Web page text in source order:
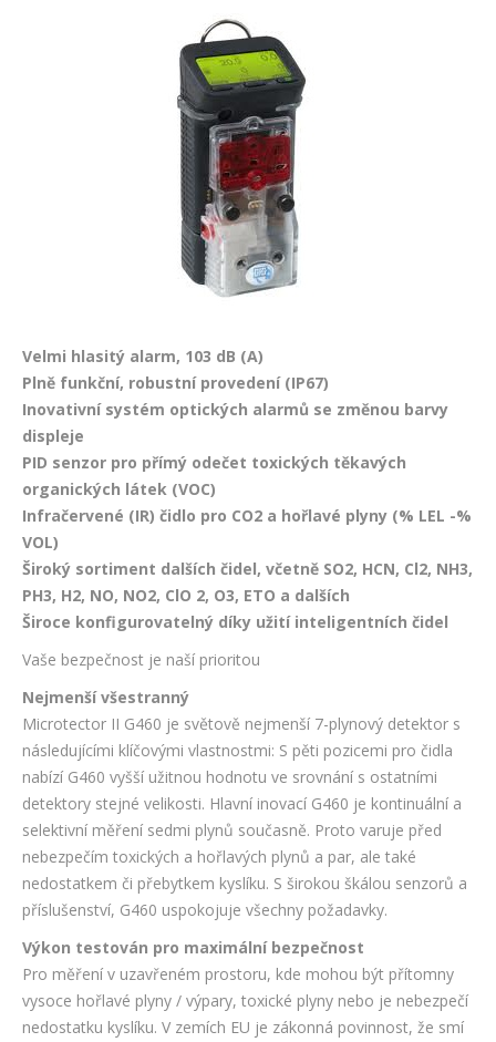
Velmi hlasitý alarm, 103 dB (A)
Plně funkční, robustní provedení (IP67)
Inovativní systém optických alarmů se změnou barvy
displeje
PID senzor pro přímý odečet toxických těkavých
organických látek (VOC)
Infračervené (IR) čidlo pro CO2 a hořlavé plyny (% LEL -%
VOL)
Široký sortiment dalších čidel, včetně SO2, HCN, Cl2, NH3,
PH3, H2, NO, NO2, ClO 2, O3, ETO a dalších
Široce konfigurovatelný díky užití inteligentních čidel
Vaše bezpečnost je naší prioritou
Nejmenší všestranný
Microtector II G460 je světově nejmenší 7-plynový detektor s
následujícími klíčovými vlastnostmi: S pěti pozicemi pro čidla
nabízí G460 vyšší užitnou hodnotu ve srovnání s ostatními
detektory stejné velikosti. Hlavní inovací G460 je kontinuální a
selektivní měření sedmi plynů současně. Proto varuje před
nebezpečím toxických a hořlavých plynů a par, ale také
nedostatkem či přebytkem kyslíku. S širokou škálou senzorů a
příslušenství, G460 uspokojuje všechny požadavky.
Výkon testován pro maximální bezpečnost
Pro měření v uzavřeném prostoru, kde mohou být přítomny
vysoce hořlavé plyny / výpary, toxické plyny nebo je nebezpečí
nedostatku kyslíku. V zemích EU je zákonná povinnost, že smí